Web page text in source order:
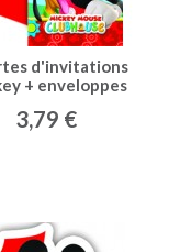
d'invitations
+ enveloppes
3,79 €